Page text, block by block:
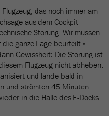
das noch immer am
aus dem Cockpit
Störung. Wir müssen
ganze Lage beurteilt.»
Gewissheit: Die Störung ist
Flugzeug nicht abheben.
und lande bald in
und strömten 45 Minuten
in die Halle des E-Docks.